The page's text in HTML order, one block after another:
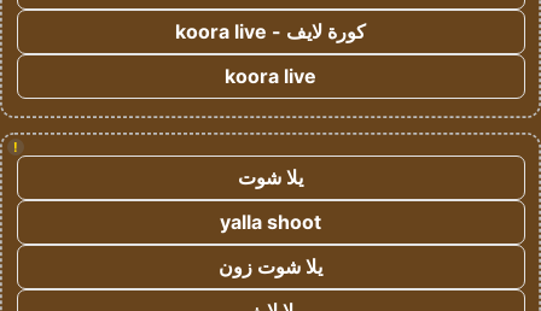
كورة لايف - koora live
koora live
!
يلا شوت
yalla shoot
يلا شوت زون